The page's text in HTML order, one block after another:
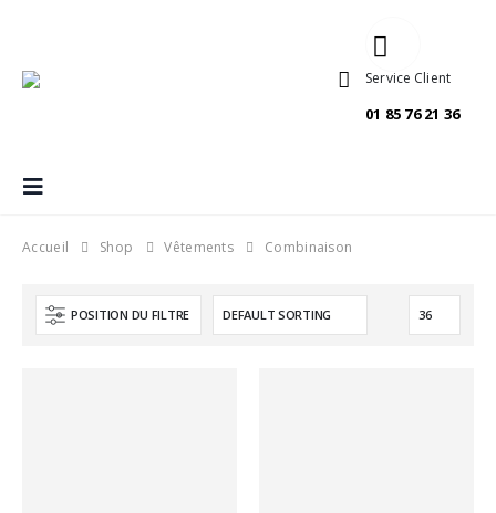
Service Client
01 85 76 21 36
Accueil Shop Vêtements Combinaison
POSITION DU FILTRE